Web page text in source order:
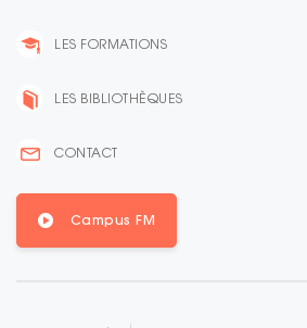
LES FORMATIONS
LES BIBLIOTHÈQUES
CONTACT
Campus FM